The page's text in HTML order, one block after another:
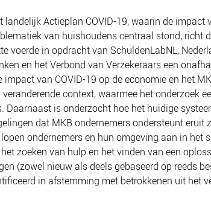
landelijk Actieplan COVID-19, waarin de impact
van huishoudens centraal stond, richt
voerde in opdracht van SchuldenLabNL,
en het Verbond van Verzekeraars een
van COVID-19 op de economie en het
context, waarmee het onderzoek
. Daarnaast is onderzocht hoe het huidige
dat MKB ondernemers ondersteunt eruit
ondernemers en hun omgeving aan in het
zoeken van hulp en het vinden van een
(zowel nieuw als deels gebaseerd op reeds
in afstemming met betrokkenen uit het